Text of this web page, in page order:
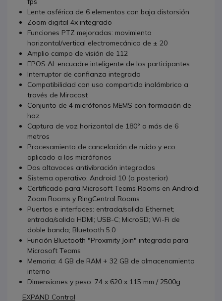
Lente asférica de 6 elementos con baja distorsión
Zoom digital 4x integrado
Funciones PTZ mejoradas: movimiento
horizontal/vertical electromecánico de ± 20
Amplio campo de visión de 112
EPOS AI: encuadre inteligente de los participantes
Interruptor de confianza integrado
Compatibilidad con uso compartido inalámbrico a
través de Miracast
Conjunto de 4 micrófonos MEMS con formación de
haz
Captura de voz horizontal de 180° a más de 6
metros
Procesamiento de cancelación de ruido y eco
aplicado a los micrófonos
Dos altavoces antivibración integrados
Sistema operativo: Android 10 (o posterior)
Certificado para Microsoft Teams Rooms en Android;
Zoom Rooms y RingCentral Rooms
Puertos e interfaces: entrada/salida Ethernet;
entrada/salida HDMI; USB-C; MicroSD; Wi-Fi de
doble banda; Bluetooth 5.0
Función Bluetooth "Proximity Join" integrada para
Microsoft Teams
Memoria: 4 GB de RAM + 32 GB de almacenamiento
interno
Dimensiones y peso: 74 x 620 x 115 mm / 2500g
EXPAND Control